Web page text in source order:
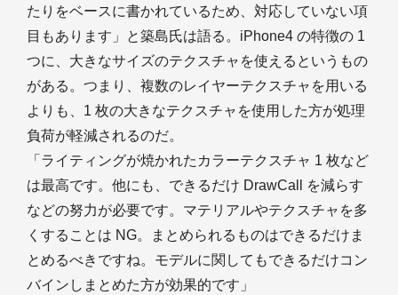
たりをベースに書かれているため、対応していない項
目もあります」と築島氏は語る。iPhone4 の特徴の 1
つに、大きなサイズのテクスチャを使えるというもの
がある。つまり、複数のレイヤーテクスチャを用いる
よりも、1 枚の大きなテクスチャを使用した方が処理
負荷が軽減されるのだ。
「ライティングが焼かれたカラーテクスチャ 1 枚など
は最高です。他にも、できるだけ DrawCall を減らす
などの努力が必要です。マテリアルやテクスチャを多
くすることは NG。まとめられるものはできるだけま
とめるべきですね。モデルに関してもできるだけコン
バインしまとめた方が効果的です」